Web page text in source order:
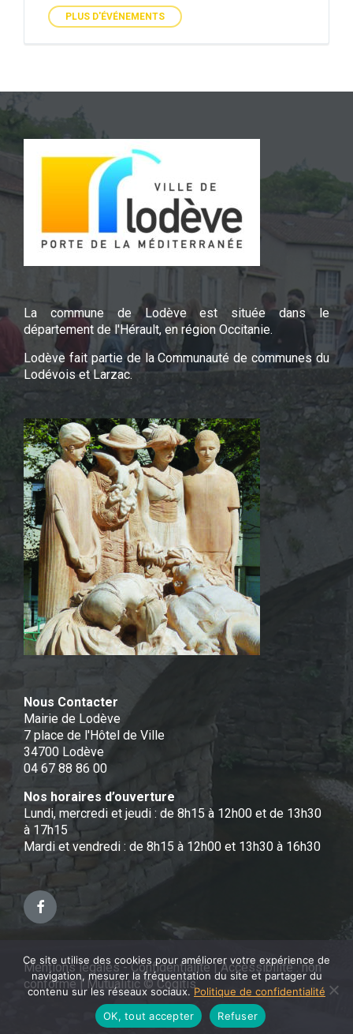
PLUS D'ÉVÉNEMENTS
La commune de Lodève est située dans le
département de l'Hérault, en région Occitanie.
Lodève fait partie de la Communauté de communes du
Lodévois et Larzac.
Nous Contacter
Mairie de Lodève
7 place de l'Hôtel de Ville
34700 Lodève
04 67 88 86 00
Nos horaires d’ouverture
Lundi, mercredi et jeudi : de 8h15 à 12h00 et de 13h30
à 17h15
Mardi et vendredi : de 8h15 à 12h00 et 13h30 à 16h30
Facebook
Mentions légales - Confidentialité|Accessibilité : non
conforme| Mutualitic © Cogitis
Ce site utilise des cookies pour améliorer votre expérience de
navigation, mesurer la fréquentation du site et partager du
contenu sur les réseaux sociaux.Politique de confidentialité
OK, tout accepter
Refuser